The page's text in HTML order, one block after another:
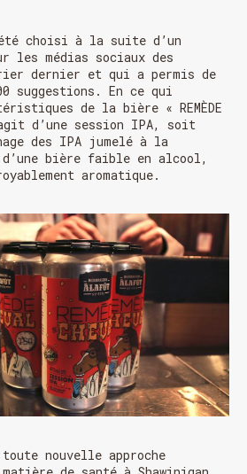
choisi à la suite d’un
les médias sociaux des
dernier et qui a permis de
suggestions. En ce qui
de la bière « REMÈDE
d’une session IPA, soit
des IPA jumelé à la
d’une bière faible en alcool,
aromatique.
nouvelle approche